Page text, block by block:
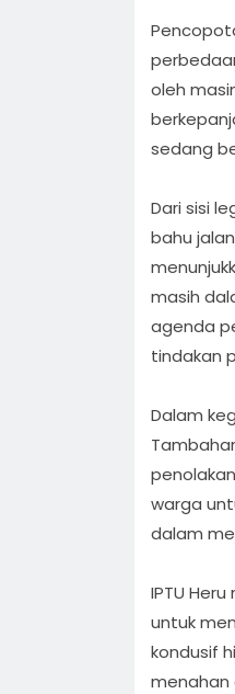
oleh
sedang
Dari sisi
bahu
masih
agenda
tindakan
Dalam
warga
dalam
IPTU
untuk
kondusif
menahan